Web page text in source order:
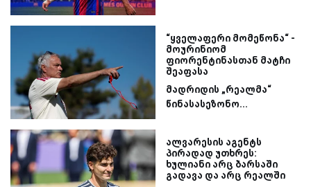
“ყველაფერი მომეწონა“ -
მოურინიომ
ფიორენტინასთან მატჩი
შეაფასა
მადრიდის „რეალმა“
წინასასეზონო...
ალვარესის აგენტს
პირადად უთხრეს:
ხულიანი არც ბარსაში
გადავა და არც რეალში